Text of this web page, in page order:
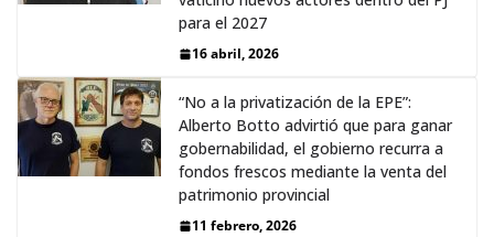
para el 2027
16 abril, 2026
“No a la privatización de la EPE”:
Alberto Botto advirtió que para ganar
gobernabilidad, el gobierno recurra a
fondos frescos mediante la venta del
patrimonio provincial
11 febrero, 2026